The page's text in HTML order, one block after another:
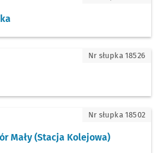
Nr słupka 18526
Mały (Stacja
Mały (Stacja Kolejowa)
Nr słupka 18502